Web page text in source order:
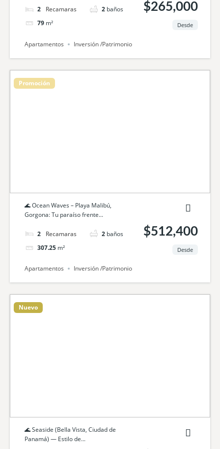
2 camas 2 baños
79 m²
$265,000
Desde
Apartamentos Inversión /Patrimonio
Promoción
🌊 Ocean Waves – Playa Malibú,
Gorgona: Tu paraíso frente...
2 camas 2 baños
307.25 m²
$512,400
Desde
Apartamentos Inversión /Patrimonio
Nuevo
🌊 Seaside (Bella Vista, Ciudad de
Panamá) — Estilo de...